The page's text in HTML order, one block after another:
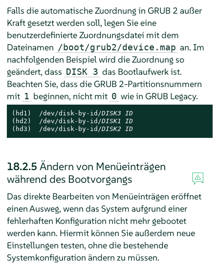
Falls die automatische Zuordnung in GRUB 2 außer
Kraft gesetzt werden soll, legen Sie eine
benutzerdefinierte Zuordnungsdatei mit dem
Dateinamen /boot/grub2/device.map an. Im
nachfolgenden Beispiel wird die Zuordnung so
geändert, dass DISK 3 das Bootlaufwerk ist.
Beachten Sie, dass die GRUB 2-Partitionsnummern
mit 1 beginnen, nicht mit 0 wie in GRUB Legacy.
(hd1)  /dev/disk-by-id/DISK3 ID
(hd2)  /dev/disk-by-id/DISK1 ID
(hd3)  /dev/disk-by-id/DISK2 ID
18.2.5 Ändern von Menüeinträgen
während des Bootvorgangs
Das direkte Bearbeiten von Menüeinträgen eröffnet
einen Ausweg, wenn das System aufgrund einer
fehlerhaften Konfiguration nicht mehr gebootet
werden kann. Hiermit können Sie außerdem neue
Einstellungen testen, ohne die bestehende
Systemkonfiguration ändern zu müssen.